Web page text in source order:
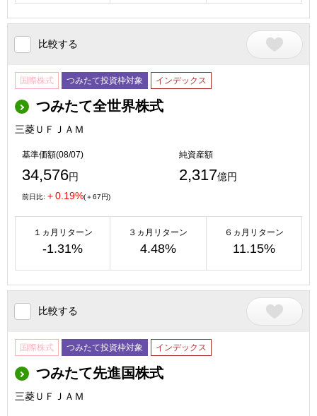
比較する
国際株式 つみたて投資枠対象 インデックス
つみたて全世界株式
三菱ＵＦＪＡＭ
基準価額(08/07)
34,576円
純資産額
2,317億円
前日比: ＋0.19%(＋67円)
１ヵ月リターン
-1.31%
３ヵ月リターン
4.48%
６ヵ月リターン
11.15%
比較する
国際株式 つみたて投資枠対象 インデックス
つみたて先進国株式
三菱ＵＦＪＡＭ